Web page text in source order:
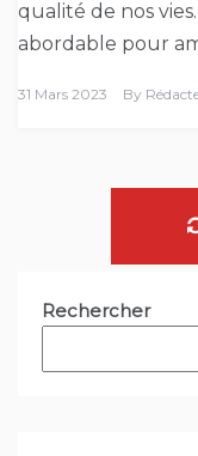
qualité de nos
abordable pour
31 Mars 2023 By
Rechercher